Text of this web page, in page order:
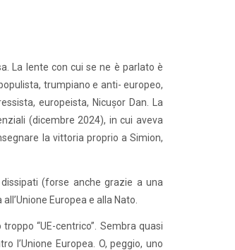
La lente con cui se ne è parlato è
trumpiano e anti- europeo,
europeista, Nicușor Dan. La
(dicembre 2024), in cui aveva
la vittoria proprio a Simion,
(forse anche grazie a una
Europea e alla Nato.
“UE-centrico”. Sembra quasi
l’Unione Europea. O, peggio, uno